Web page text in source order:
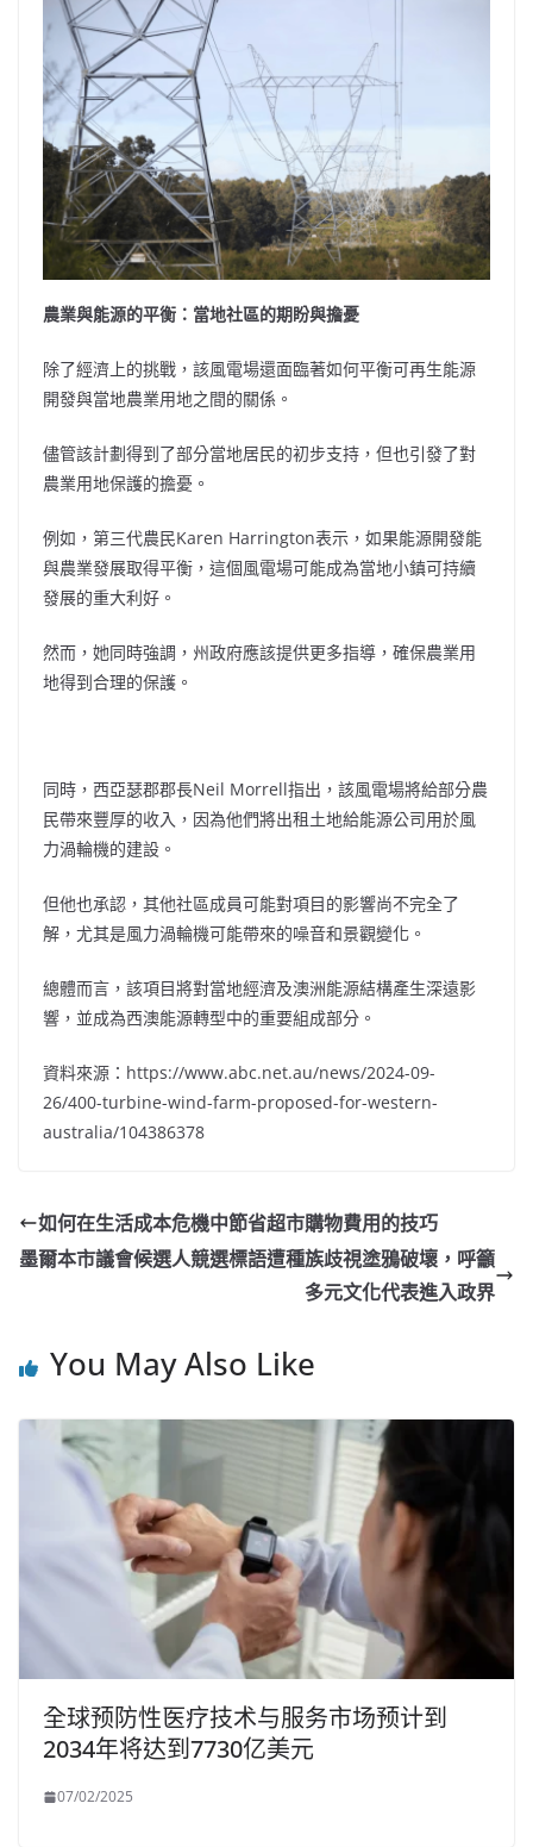
農業與能源的平衡：當地社區的期盼與擔憂
除了經濟上的挑戰，該風電場還面臨著如何平衡可再生能源
開發與當地農業用地之間的關係。
儘管該計劃得到了部分當地居民的初步支持，但也引發了對
農業用地保護的擔憂。
例如，第三代農民Karen Harrington表示，如果能源開發能
與農業發展取得平衡，這個風電場可能成為當地小鎮可持續
發展的重大利好。
然而，她同時強調，州政府應該提供更多指導，確保農業用
地得到合理的保護。
同時，西亞瑟郡郡長Neil Morrell指出，該風電場將給部分農
民帶來豐厚的收入，因為他們將出租土地給能源公司用於風
力渦輪機的建設。
但他也承認，其他社區成員可能對項目的影響尚不完全了
解，尤其是風力渦輪機可能帶來的噪音和景觀變化。
總體而言，該項目將對當地經濟及澳洲能源結構產生深遠影
響，並成為西澳能源轉型中的重要組成部分。
資料來源：https://www.abc.net.au/news/2024-09-
26/400-turbine-wind-farm-proposed-for-western-
australia/104386378
如何在生活成本危機中節省超市購物費用的技巧
墨爾本市議會候選人競選標語遭種族歧視塗鴉破壞，呼籲
多元文化代表進入政界
You May Also Like
全球预防性医疗技术与服务市场预计到
2034年将达到7730亿美元
07/02/2025